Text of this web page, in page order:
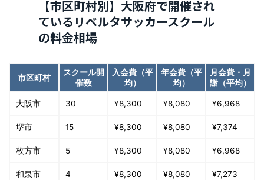
【市区町村別】大阪府で開催され
ているリベルタサッカースクール
の料金相場
市区町村
スクール開
催数
入会費（平
均）
年会費（平
均）
月会費・月
謝（平均）
大阪市 30 ¥8,300 ¥8,080 ¥6,968
堺市 15 ¥8,300 ¥8,080 ¥7,374
枚方市 5 ¥8,300 ¥8,080 ¥6,968
和泉市 4 ¥8,300 ¥8,080 ¥7,273